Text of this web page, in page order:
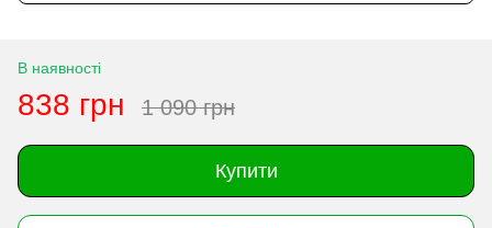
В наявності
838 грн 1 090 грн
Купити